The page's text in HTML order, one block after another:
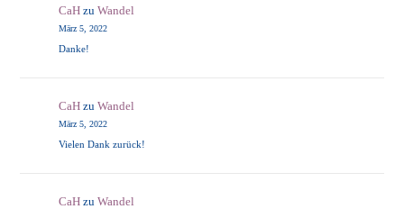
CaHzu Wandel
März 5, 2022
Danke!
CaHzu Wandel
März 5, 2022
Vielen Dank zurück!
CaHzu Wandel